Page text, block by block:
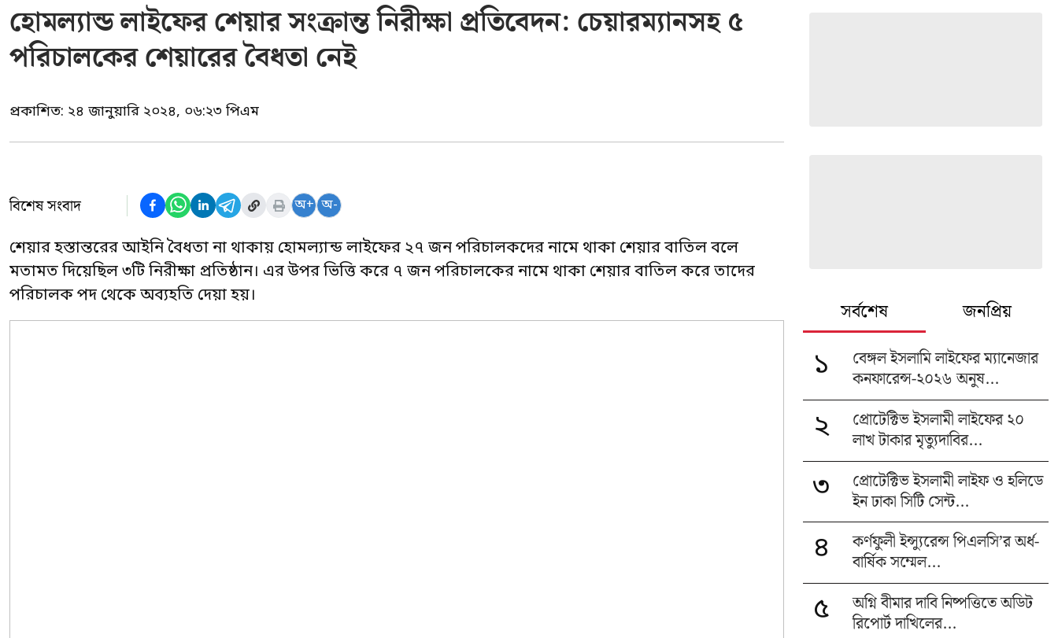
হোমল্যান্ড লাইফের শেয়ার সংক্রান্ত নিরীক্ষা প্রতিবেদন: চেয়ারম্যানসহ ৫
পরিচালকের শেয়ারের বৈধতা নেই
প্রকাশিত: ২৪ জানুয়ারি ২০২৪, ০৬:২৩ পিএম
বিশেষ সংবাদ অ+ অ-
শেয়ার হস্তান্তরের আইনি বৈধতা না থাকায় হোমল্যান্ড লাইফের ২৭ জন পরিচালকদের নামে থাকা শেয়ার বাতিল বলে
মতামত দিয়েছিল ৩টি নিরীক্ষা প্রতিষ্ঠান। এর উপর ভিত্তি করে ৭ জন পরিচালকের নামে থাকা শেয়ার বাতিল করে তাদের
পরিচালক পদ থেকে অব্যহতি দেয়া হয়।
সর্বশেষ জনপ্রিয়
১
বেঙ্গল ইসলামি লাইফের ম্যানেজার
কনফারেন্স-২০২৬ অনুষ...
২
প্রোটেক্টিভ ইসলামী লাইফের ২০
লাখ টাকার মৃত্যুদাবির...
৩
প্রোটেক্টিভ ইসলামী লাইফ ও হলিডে
ইন ঢাকা সিটি সেন্ট...
৪
কর্ণফুলী ইন্স্যুরেন্স পিএলসি’র অর্ধ-
বার্ষিক সম্মেল...
৫
অগ্নি বীমার দাবি নিষ্পত্তিতে অডিট
রিপোর্ট দাখিলের...